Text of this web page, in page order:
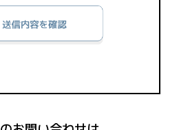
報
・メールアドレス等のご連絡